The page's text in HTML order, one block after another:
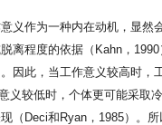
义作为一种内在动机，显
离程度的依据（Kahn，
。因此，当工作意义较高时
义较低时，个体更可能采取
（Deci和Ryan，1985）。